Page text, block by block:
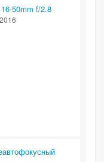
50mm f/2.8